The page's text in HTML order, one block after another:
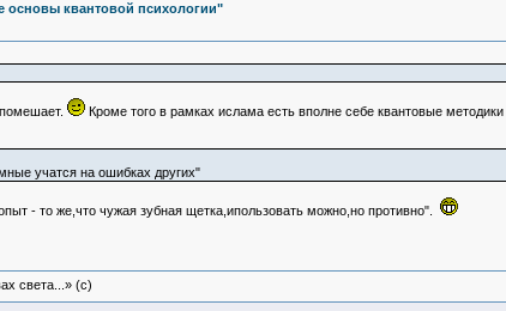
основы квантовой психологии"
Кроме того в рамках ислама есть вполне себе квантовые методики
учатся на ошибках других"
- то же,что чужая зубная щетка,ипользовать можно,но противно".
света...» (c)